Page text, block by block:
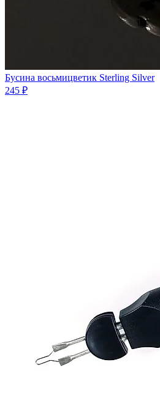
Бусина восьмицветик Sterling Silver
245 ₽